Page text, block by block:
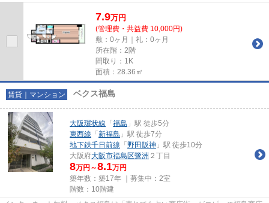
7.9万円
(管理費・共益費 10,000円)
敷：0ヶ月｜礼：0ヶ月
所在階：2階
間取り：1K
面積：28.36㎡
賃貸｜マンション ベクス福島
大阪環状線 「 福島 」駅 徒歩5分
東西線 「 新福島 」駅 徒歩7分
地下鉄千日前線 「 野田阪神 」駅 徒歩10分
大阪府大阪市福島区鷺洲 ２丁目
8万円～8.1万円
築年数：築17年 ｜募集中： 2室
階数：10階建